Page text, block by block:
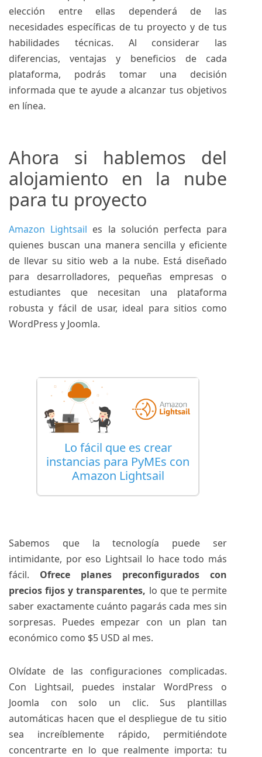
elección entre ellas dependerá de las
necesidades específicas de tu proyecto y de tus
habilidades técnicas. Al considerar las
diferencias, ventajas y beneficios de cada
plataforma, podrás tomar una decisión
informada que te ayude a alcanzar tus objetivos
en línea.
Ahora si hablemos del
alojamiento en la nube
para tu proyecto
Amazon Lightsail es la solución perfecta para
quienes buscan una manera sencilla y eficiente
de llevar su sitio web a la nube. Está diseñado
para desarrolladores, pequeñas empresas o
estudiantes que necesitan una plataforma
robusta y fácil de usar, ideal para sitios como
WordPress y Joomla.
Lo fácil que es crear
instancias para PyMEs con
Amazon Lightsail
Sabemos que la tecnología puede ser
intimidante, por eso Lightsail lo hace todo más
fácil. Ofrece planes preconfigurados con
precios fijos y transparentes, lo que te permite
saber exactamente cuánto pagarás cada mes sin
sorpresas. Puedes empezar con un plan tan
económico como $5 USD al mes.
Olvídate de las configuraciones complicadas.
Con Lightsail, puedes instalar WordPress o
Joomla con solo un clic. Sus plantillas
automáticas hacen que el despliegue de tu sitio
sea increíblemente rápido, permitiéndote
concentrarte en lo que realmente importa: tu